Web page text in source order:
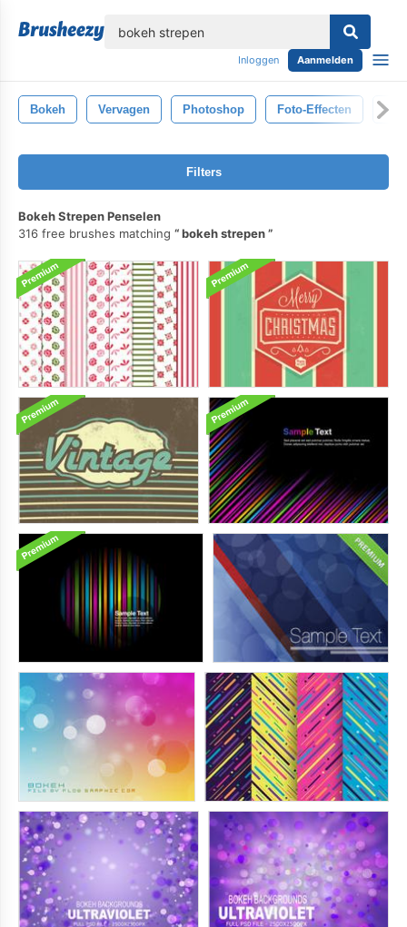
Inloggen Aanmelden
Bokeh Vervagen Photoshop Foto-Effecten
Filters
Bokeh Strepen Penselen
316 free brushes matching
bokeh strepen